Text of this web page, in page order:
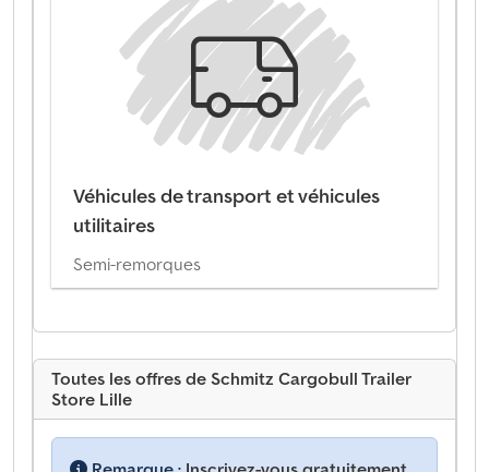
Véhicules de transport et véhicules
utilitaires
Semi-remorques
Toutes les offres de Schmitz Cargobull Trailer
Store Lille